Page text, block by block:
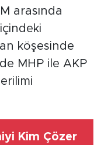
arasında
köşesinde
MHP ile AKP
Kim Çözer